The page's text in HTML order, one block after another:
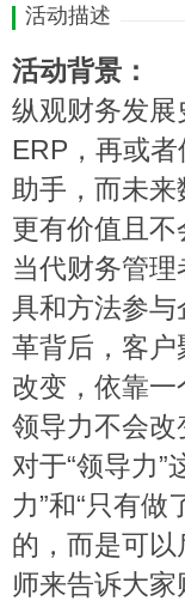
活动描述
活动背景：
纵观财务发
ERP，再或
助手，而未
更有价值且不
当代财务管
具和方法参
革背后，客
改变，依靠一
领导力不会改
对于“领导力
力”和“只有
的，而是可
师来告诉大